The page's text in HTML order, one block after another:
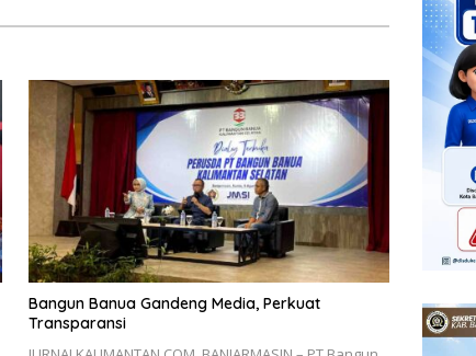
Bangun Banua Gandeng Media, Perkuat
Transparansi